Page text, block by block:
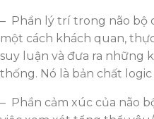
– Phần lý trí trong não
một cách khách quan,
suy luận và đưa ra những
thống. Nó là bản chất
– Phần cảm xúc của não